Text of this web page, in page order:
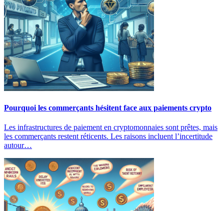
Pourquoi les commerçants hésitent face aux paiements crypto
Les infrastructures de paiement en cryptomonnaies sont prêtes, mais
les commerçants restent réticents. Les raisons incluent l’incertitude
autour…